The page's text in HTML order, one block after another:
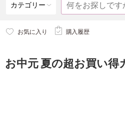
カテゴリー
お気に入り 購入履歴
お中元 夏の超お買い得